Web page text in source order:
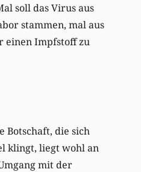
soll das Virus aus
stammen, mal aus
einen Impfstoff zu
Botschaft, die sich
klingt, liegt wohl an
mit der